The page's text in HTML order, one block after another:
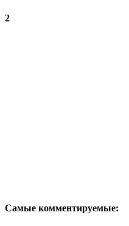
2
Самые комментируемые: